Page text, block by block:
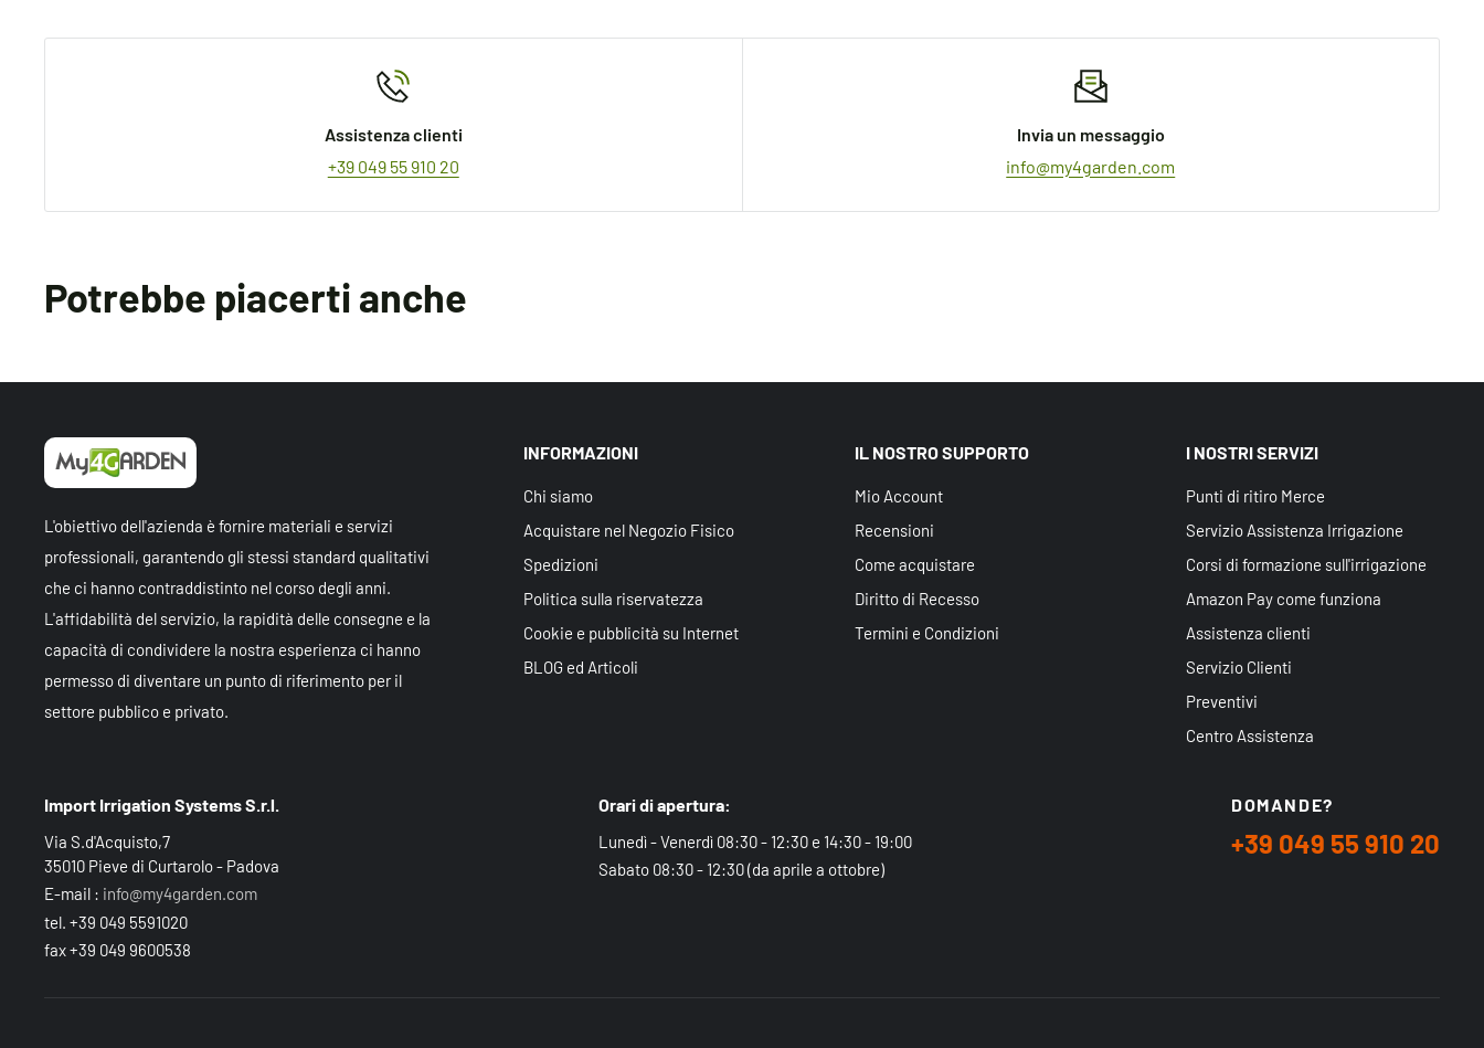
Assistenza clienti
+39 049 55 910 20
Invia un messaggio
info@my4garden.com
Potrebbe piacerti anche
L'obiettivo dell'azienda è fornire materiali e servizi
professionali, garantendo gli stessi standard qualitativi
che ci hanno contraddistinto nel corso degli anni.
L'affidabilità del servizio, la rapidità delle consegne e la
capacità di condividere la nostra esperienza ci hanno
permesso di diventare un punto di riferimento per il
settore pubblico e privato.
INFORMAZIONI
Chi siamo
Acquistare nel Negozio Fisico
Spedizioni
Politica sulla riservatezza
Cookie e pubblicità su Internet
BLOG ed Articoli
IL NOSTRO SUPPORTO
Mio Account
Recensioni
Come acquistare
Diritto di Recesso
Termini e Condizioni
I NOSTRI SERVIZI
Punti di ritiro Merce
Servizio Assistenza Irrigazione
Corsi di formazione sull'irrigazione
Amazon Pay come funziona
Assistenza clienti
Servizio Clienti
Preventivi
Centro Assistenza
Import Irrigation Systems S.r.l.
Via S.d'Acquisto,7
35010 Pieve di Curtarolo - Padova
E-mail : info@my4garden.com
tel. +39 049 5591020
fax +39 049 9600538
Orari di apertura:
Lunedì - Venerdì 08:30 - 12:30 e 14:30 - 19:00
Sabato 08:30 - 12:30 (da aprile a ottobre)
DOMANDE?
+39 049 55 910 20